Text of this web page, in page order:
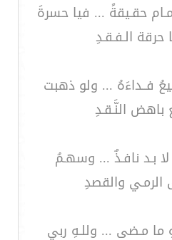
حقـيقةً ... فيا حسرةَ
الـفـقـدِ
فــداءَهُ ... ولو ذهبت
النَّـقـدِ
بـد نافـذٌ ... وسهـمُ
الرمـي والقصدِ
ما مـضى ... وللـهِ ربي